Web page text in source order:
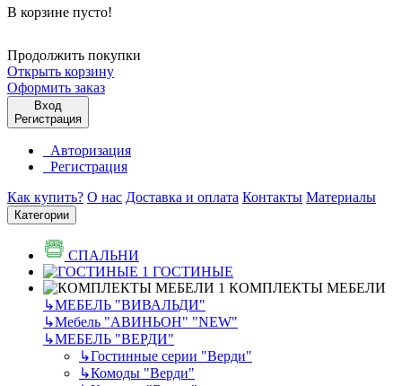
В корзине пусто!
Продолжить покупки
Открыть корзину
Оформить заказ
Вход
Регистрация
Авторизация
Регистрация
Как купить? О нас Доставка и оплата Контакты Материалы
Категории
СПАЛЬНИ
ГОСТИНЫЕ
КОМПЛЕКТЫ МЕБЕЛИ
↳МЕБЕЛЬ "ВИВАЛЬДИ"
↳Мебель "АВИНЬОН" "NEW"
↳МЕБЕЛЬ "ВЕРДИ"
↳Гостинные серии "Верди"
↳Комоды "Верди"